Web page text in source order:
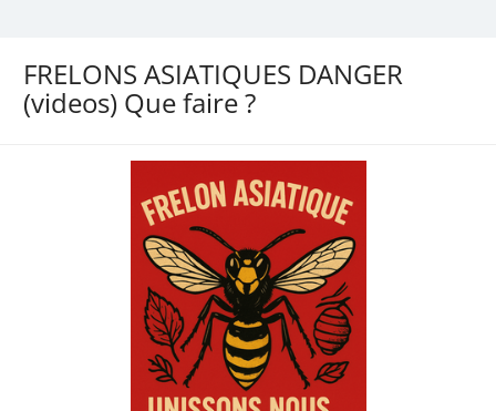
FRELONS ASIATIQUES DANGER
(videos) Que faire ?